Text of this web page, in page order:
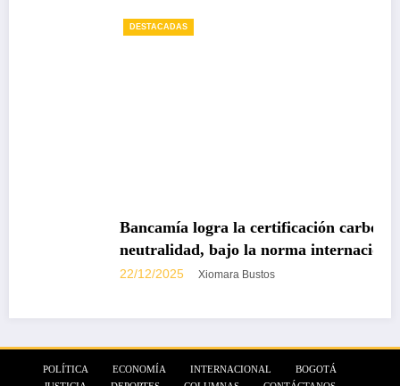
Bancamía logra la certificación carbono
neutralidad, bajo la norma internacional ISO
Xiomara Bustos
POLÍTICA ECONOMÍA INTERNACIONAL
BOGOTÁ